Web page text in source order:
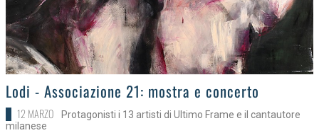
>Lodi - Associazione 21: mostra e concerto
12 MARZO
Protagonisti i 13 artisti di Ultimo Frame e il cantautore
milanese